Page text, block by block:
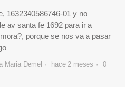
1632340586746-01 y no
av santa fe 1692 para ir a
porque se nos va a pasar
Maria Demel hace 2 meses
0